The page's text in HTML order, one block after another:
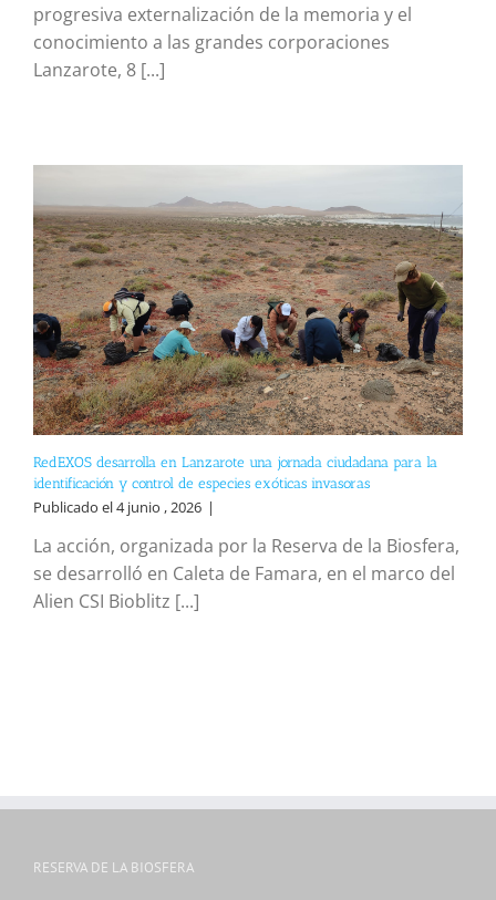
progresiva externalización de la memoria y el
conocimiento a las grandes corporaciones
Lanzarote, 8 [...]
RedEXOS desarrolla en Lanzarote una jornada ciudadana para la
identificación y control de especies exóticas invasoras
Publicado el 4 junio , 2026 |
La acción, organizada por la Reserva de la Biosfera,
se desarrolló en Caleta de Famara, en el marco del
Alien CSI Bioblitz [...]
RESERVA DE LA BIOSFERA